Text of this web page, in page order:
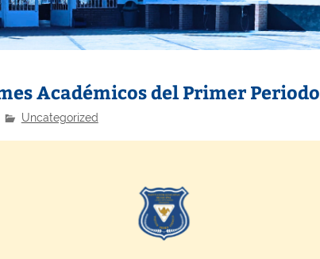
Académicos del Primer Periodo
Uncategorized